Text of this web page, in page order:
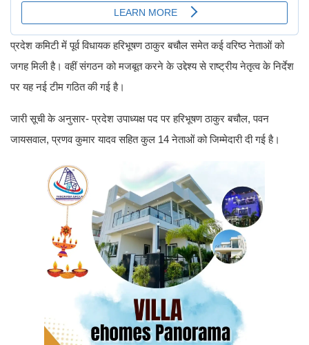
प्रदेश कमिटी में पूर्व विधायक हरिभूषण ठाकुर बचौल समेत कई वरिष्ठ नेताओं को
जगह मिली है। वहीं संगठन को मजबूत करने के उद्देश्य से राष्ट्रीय नेतृत्व के निर्देश
पर यह नई टीम गठित की गई है।
जारी सूची के अनुसार- प्रदेश उपाध्यक्ष पद पर हरिभूषण ठाकुर बचौल, पवन
जायसवाल, प्रणव कुमार यादव सहित कुल 14 नेताओं को जिम्मेदारी दी गई है।